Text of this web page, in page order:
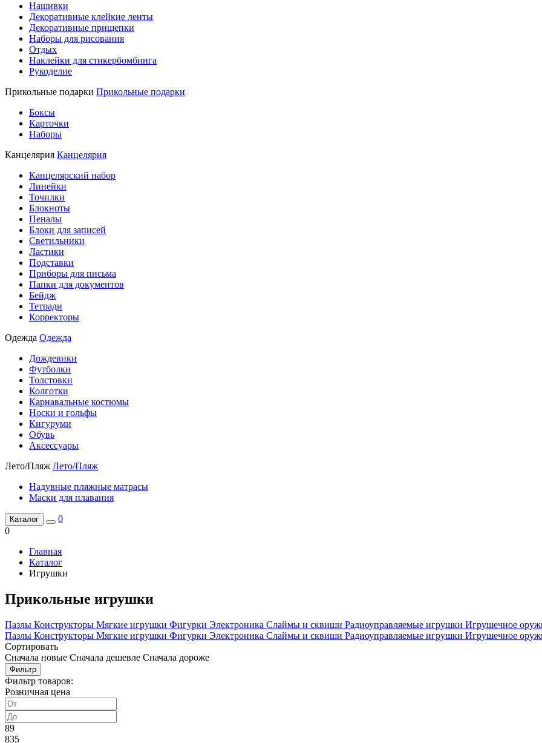
Нашивки
Декоративные клейкие ленты
Декоративные прищепки
Наборы для рисования
Отдых
Наклейки для стикербомбинга
Рукоделие
Прикольные подарки Прикольные подарки
Боксы
Карточки
Наборы
Канцелярия Канцелярия
Канцелярский набор
Линейки
Точилки
Блокноты
Пеналы
Блоки для записей
Светильники
Ластики
Подставки
Приборы для письма
Папки для документов
Бейдж
Тетради
Корректоры
Одежда Одежда
Дождевики
Футболки
Толстовки
Колготки
Карнавальные костюмы
Носки и гольфы
Кигуруми
Обувь
Аксессуары
Лето/Пляж Лето/Пляж
Надувные пляжные матрасы
Маски для плавания
Каталог
0
0
Главная
Каталог
Игрушки
Прикольные игрушки
Пазлы Конструкторы Мягкие игрушки Фигурки Электроника Слаймы и сквиши Радиоуправляемые игрушки Игрушечное
Пазлы Конструкторы Мягкие игрушки Фигурки Электроника Слаймы и сквиши Радиоуправляемые игрушки Игрушечное
Сортировать
Сначала новые Сначала дешевле Сначала дороже
Фильтр
Фильтр товаров:
Розничная цена
89
835